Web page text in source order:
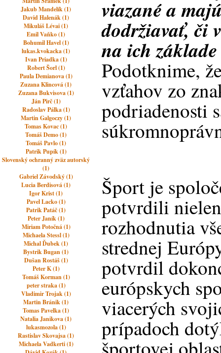
Jakub Mandelík (1)
David Halenák (1)
Mikuláš Lévai (1)
Emil Vaňko (1)
Bohumil Havel (1)
lukas.kvokacka (1)
Ivan Priadka (1)
Robert Šorl (1)
Paula Demianova (1)
Zuzana Klincová (1)
Zuzana Bukvisova (1)
Ján Pirč (1)
Radoslav Pálka (1)
Martin Galgoczy (1)
Tomas Kovac (1)
Tomáš Demo (1)
Tomáš Pavlo (1)
Patrik Pupík (1)
Slovenský ochranný zväz autorský
(1)
Gabriel Závodský (1)
Lucia Berdisová (1)
Igor Krist (1)
Pavel Lacko (1)
Patrik Patáč (1)
Peter Janík (1)
Miriam Potočná (1)
Michaela Stessl (1)
Michal Ďubek (1)
Bystrik Bugan (1)
Dušan Rostáš (1)
Peter K (1)
Tomáš Korman (1)
peter straka (1)
Vladimir Trojak (1)
Martin Bránik (1)
Tomas Pavelka (1)
Natalia Janikova (1)
lukasmozola (1)
Rastislav Skovajsa (1)
Michaela Vadkerti (1)
viazané a
dodržiavať, či
na ich
Podotknime,
vzťahov zo
podriadenosti
Šport je
potvrdili
rozhodnutia
strednej
potvrdil
európskych
viacerých
prípadoch